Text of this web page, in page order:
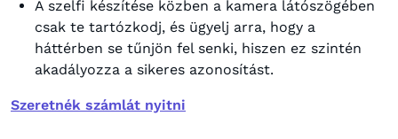
A szelfi készítése közben a kamera látószögében
csak te tartózkodj, és ügyelj arra, hogy a
háttérben se tűnjön fel senki, hiszen ez szintén
akadályozza a sikeres azonosítást.
Szeretnék számlát nyitni